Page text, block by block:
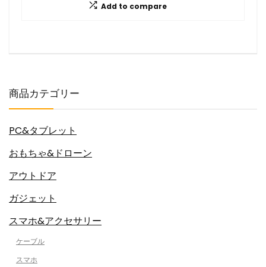
Add to compare
商品カテゴリー
PC&タブレット
おもちゃ&ドローン
アウトドア
ガジェット
スマホ&アクセサリー
ケーブル
スマホ